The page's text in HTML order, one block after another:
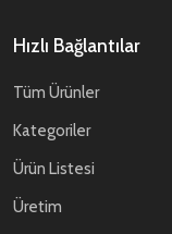
Hızlı Bağlantılar
Tüm Ürünler
Kategoriler
Ürün Listesi
Üretim